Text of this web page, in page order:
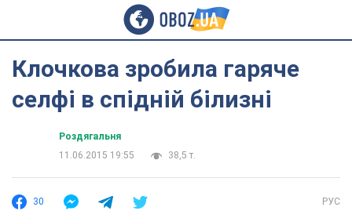
Клочкова зробила гаряче
селфі в спідній білизні
Роздягальня
11.06.2015 19:55
38,5 т.
30 РУС